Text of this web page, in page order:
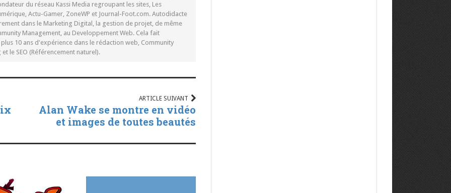
du réseau Kassi Media regroupant les sites, Les
Actu-Gamer, ZoneWP et Journal-Foot.com. Autodidacte
dans le Marketing Digital, la gestion de projet, de même
Management, au Developpement Web. Cela fait
10 ans d'expérience dans le rédaction web, Community
le SEO (Référencement naturel).
ARTICLE SUIVANT
Alan Wake se montre en vidéo
et images de toutes beautés